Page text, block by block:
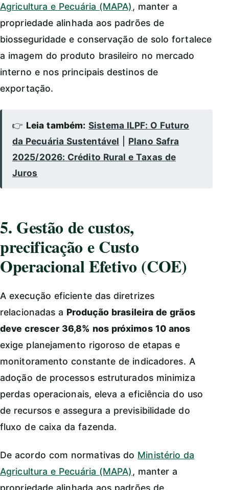
Agricultura e Pecuária (MAPA), manter a
propriedade alinhada aos padrões de
biosseguridade e conservação de solo fortalece
a imagem do produto brasileiro no mercado
interno e nos principais destinos de
exportação.
👉 Leia também: Sistema ILPF: O Futuro
da Pecuária Sustentável
Plano Safra
2025/2026: Crédito Rural e Taxas de
Juros
5. Gestão de custos,
precificação e Custo
Operacional Efetivo (COE)
A execução eficiente das diretrizes
relacionadas a Produção brasileira de grãos
deve crescer 36,8% nos próximos 10 anos
exige planejamento rigoroso de etapas e
monitoramento constante de indicadores. A
adoção de processos estruturados minimiza
perdas operacionais, eleva a eficiência do uso
de recursos e assegura a previsibilidade do
fluxo de caixa da fazenda.
De acordo com normativas do Ministério da
Agricultura e Pecuária (MAPA), manter a
propriedade alinhada aos padrões de